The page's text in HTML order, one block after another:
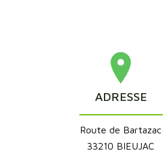
ADRESSE
Route de Bartazac
33210 BIEUJAC